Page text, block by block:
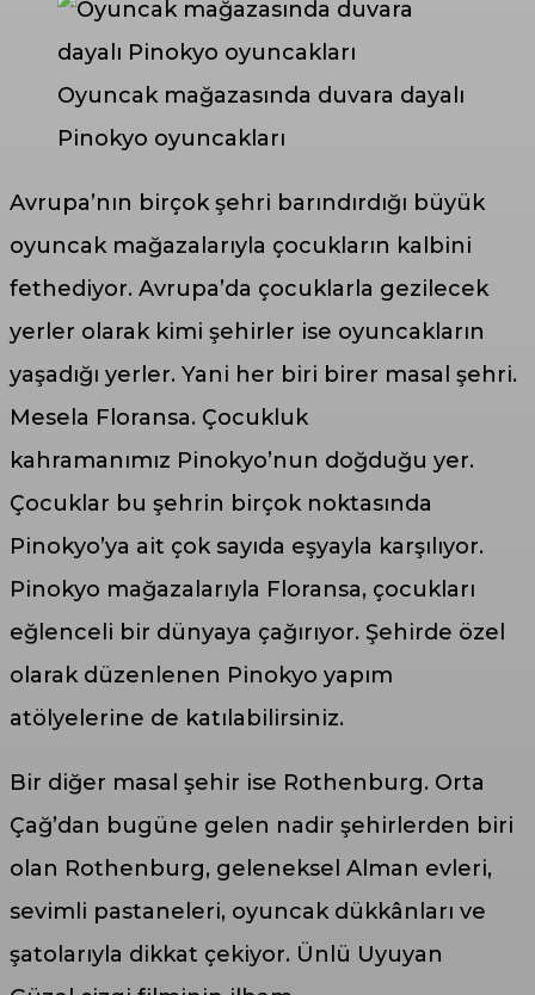
Oyuncak mağazasında duvara dayalı
Pinokyo oyuncakları
Avrupa’nın birçok şehri barındırdığı büyük
oyuncak mağazalarıyla çocukların kalbini
fethediyor. Avrupa’da çocuklarla gezilecek
yerler olarak kimi şehirler ise oyuncakların
yaşadığı yerler. Yani her biri birer masal şehri.
Mesela Floransa. Çocukluk
kahramanımız Pinokyo’nun doğduğu yer.
Çocuklar bu şehrin birçok noktasında
Pinokyo’ya ait çok sayıda eşyayla karşılıyor.
Pinokyo mağazalarıyla Floransa, çocukları
eğlenceli bir dünyaya çağırıyor. Şehirde özel
olarak düzenlenen Pinokyo yapım
atölyelerine de katılabilirsiniz.
Bir diğer masal şehir ise Rothenburg. Orta
Çağ’dan bugüne gelen nadir şehirlerden biri
olan Rothenburg, geleneksel Alman evleri,
sevimli pastaneleri, oyuncak dükkânları ve
şatolarıyla dikkat çekiyor. Ünlü Uyuyan